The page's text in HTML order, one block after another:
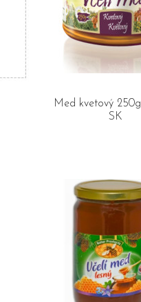
Med kvetový
SK